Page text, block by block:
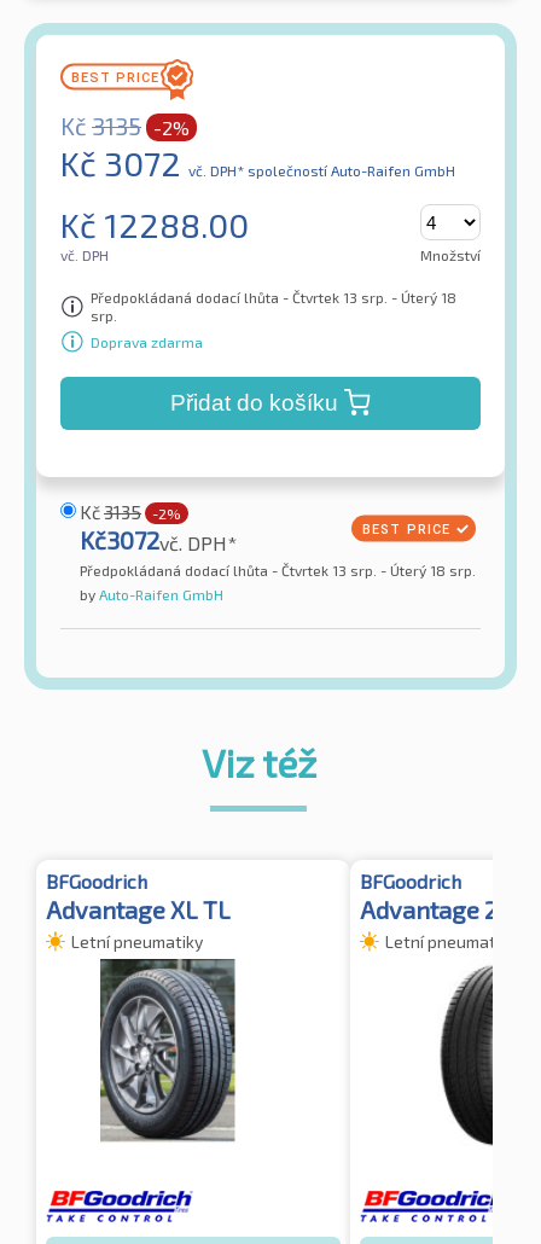
Kč 3135 -2%
Kč 3072 vč. DPH* společností Auto-Raifen GmbH
Kč 12288.00
vč. DPH Množství
Předpokládaná dodací lhůta - Čtvrtek 13 srp. - Úterý 18
srp.
Doprava zdarma
Přidat do košíku
Kč3135 -2%
Kč3072vč. DPH*
Předpokládaná dodací lhůta - Čtvrtek 13 srp. - Úterý 18 srp.
by Auto-Raifen GmbH
Viz též
BFGoodrich
Advantage XL TL
Letní pneumatiky
BFGoodrich
Advantage 2
Letní pneumatiky